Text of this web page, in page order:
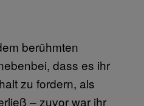
berühmten
dass es ihr
zu fordern, als
– zuvor war ihr